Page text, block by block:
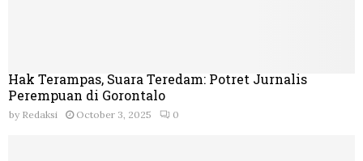
Hak Terampas, Suara Teredam: Potret Jurnalis
Perempuan di Gorontalo
by Redaksi October 3, 2025 0